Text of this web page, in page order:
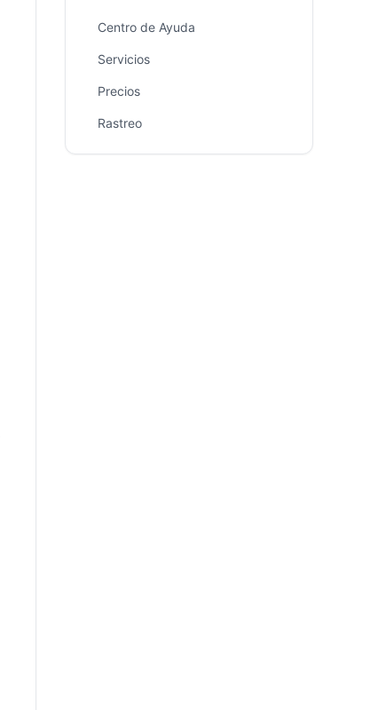
Centro de Ayuda
Servicios
Precios
Rastreo